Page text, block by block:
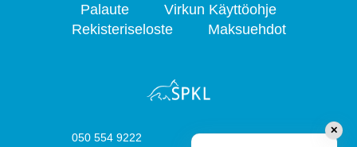
Palaute
Virkun Käyttöohje
Rekisteriseloste
Maksuehdot
050 554 9222
✕